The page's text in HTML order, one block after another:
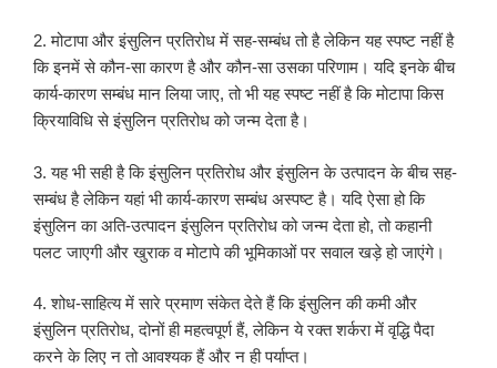
2. मोटापा और इंसुलिन प्रतिरोध में सह-सम्बंध तो है लेकिन यह स्पष्ट नहीं है
कि इनमें से कौन-सा कारण है और कौन-सा उसका परिणाम। यदि इनके बीच
कार्य-कारण सम्बंध मान लिया जाए, तो भी यह स्पष्ट नहीं है कि मोटापा किस
क्रियाविधि से इंसुलिन प्रतिरोध को जन्म देता है।
3. यह भी सही है कि इंसुलिन प्रतिरोध और इंसुलिन के उत्पादन के बीच सह-
सम्बंध है लेकिन यहां भी कार्य-कारण सम्बंध अस्पष्ट है। यदि ऐसा हो कि
इंसुलिन का अति-उत्पादन इंसुलिन प्रतिरोध को जन्म देता हो, तो कहानी
पलट जाएगी और खुराक व मोटापे की भूमिकाओं पर सवाल खड़े हो जाएंगे।
4. शोध-साहित्य में सारे प्रमाण संकेत देते हैं कि इंसुलिन की कमी और
इंसुलिन प्रतिरोध, दोनों ही महत्वपूर्ण हैं, लेकिन ये रक्त शर्करा में वृद्धि पैदा
करने के लिए न तो आवश्यक हैं और न ही पर्याप्त।